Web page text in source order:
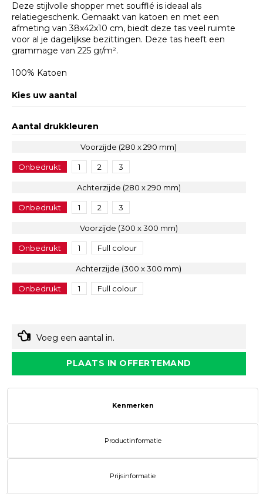
Deze stijlvolle shopper met soufflé is ideaal als
relatiegeschenk. Gemaakt van katoen en met een
afmeting van 38x42x10 cm, biedt deze tas veel ruimte
voor al je dagelijkse bezittingen. Deze tas heeft een
grammage van 225 gr/m².
100% Katoen
Kies uw aantal
Aantal drukkleuren
Voorzijde (280 x 290 mm)
Onbedrukt 1 2 3
Achterzijde (280 x 290 mm)
Onbedrukt 1 2 3
Voorzijde (300 x 300 mm)
Onbedrukt 1 Full colour
Achterzijde (300 x 300 mm)
Onbedrukt 1 Full colour
Voeg een aantal in.
PLAATS IN OFFERTEMAND
Kenmerken
Productinformatie
Prijsinformatie